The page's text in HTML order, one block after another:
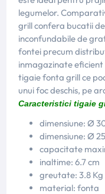
legumelor.
grill confera bucatii
inconfundabile de
fontei precum
inmagazinate eficient
tigaie fonta grill ce
unui foc deschis, pe
Caracteristici tigaie
dimensiune: Ø
dimensiune: Ø
capacitate
inaltime: 6.7 cm
greutate: 3.8 Kg
material: fonta